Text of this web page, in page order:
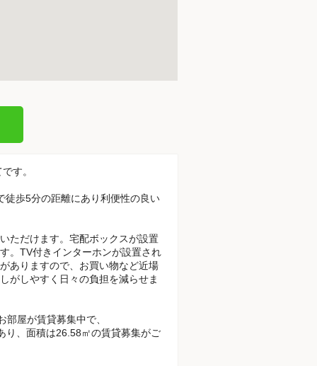
す。
歩5分の距離にあり利便性の良い
ただけます。宅配ボックスが設置
。TV付きインターホンが設置され
ありますので、お買い物など近場
がしやすく日々の負担を減らせま
屋が賃貸募集中で、
り、面積は26.58㎡の賃貸募集がご